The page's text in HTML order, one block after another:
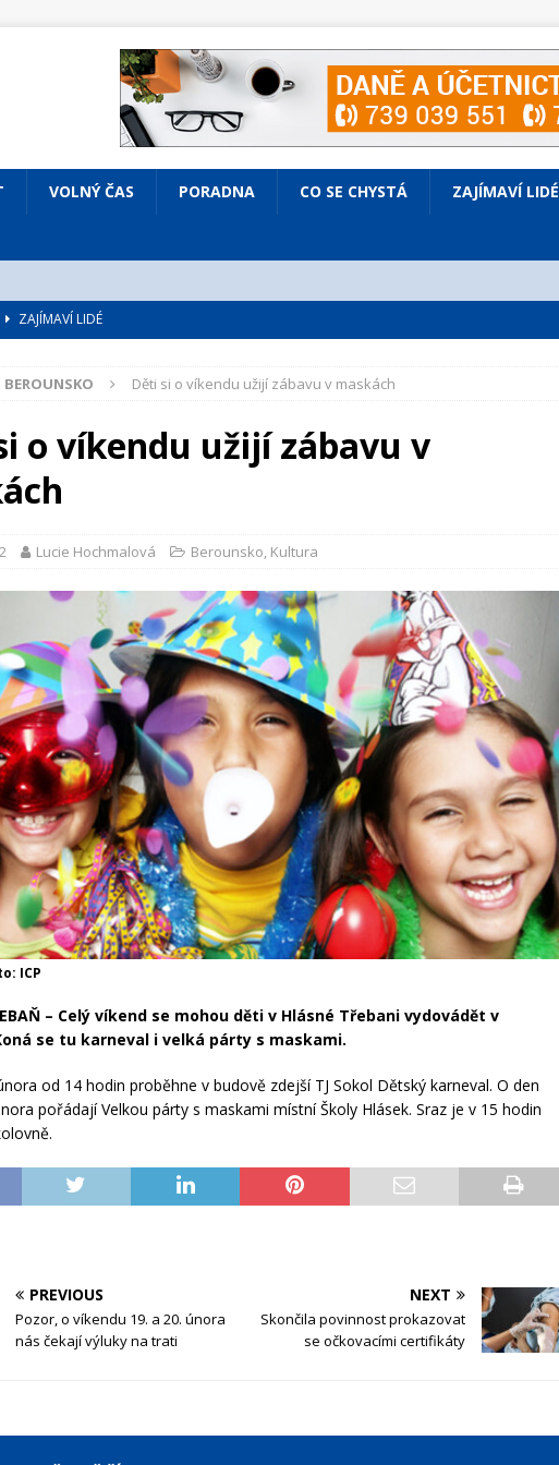
VOLNÝ ČAS PORADNA CO SE CHYSTÁ ZAJÍMAVÍ LIDÉ
ZAJÍMAVÍ LIDÉ
Prodaná nevěsta
KULTURA
ve Všenorech
KULTURA
BEROUNSKO Děti si o víkendu užijí zábavu v maskách
o víkendu užijí zábavu v
Lucie Hochmalová Berounsko, Kultura
ICP
– Celý víkend se mohou děti v Hlásné Třebani vydovádět v
se tu karneval i velká párty s maskami.
od 14 hodin proběhne v budově zdejší TJ Sokol Dětský karneval. O den
pořádají Velkou párty s maskami místní Školy Hlásek. Sraz je v 15 hodin
PREVIOUS
Pozor, o víkendu 19. a 20. února
nás čekají výluky na trati
NEXT
Skončila povinnost prokazovat
se očkovacími certifikáty